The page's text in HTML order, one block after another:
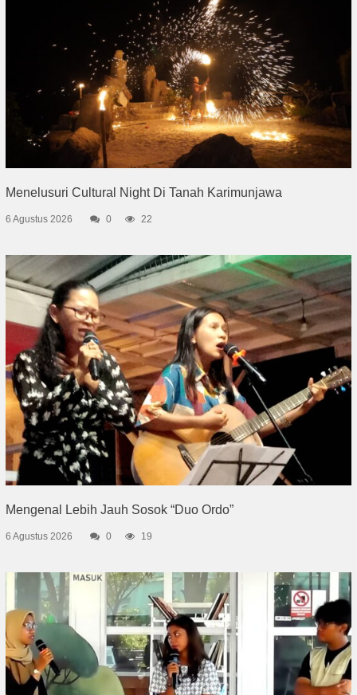
Menelusuri Cultural Night Di Tanah Karimunjawa
6 Agustus 2026 0 22
Mengenal Lebih Jauh Sosok “Duo Ordo”
6 Agustus 2026 0 19